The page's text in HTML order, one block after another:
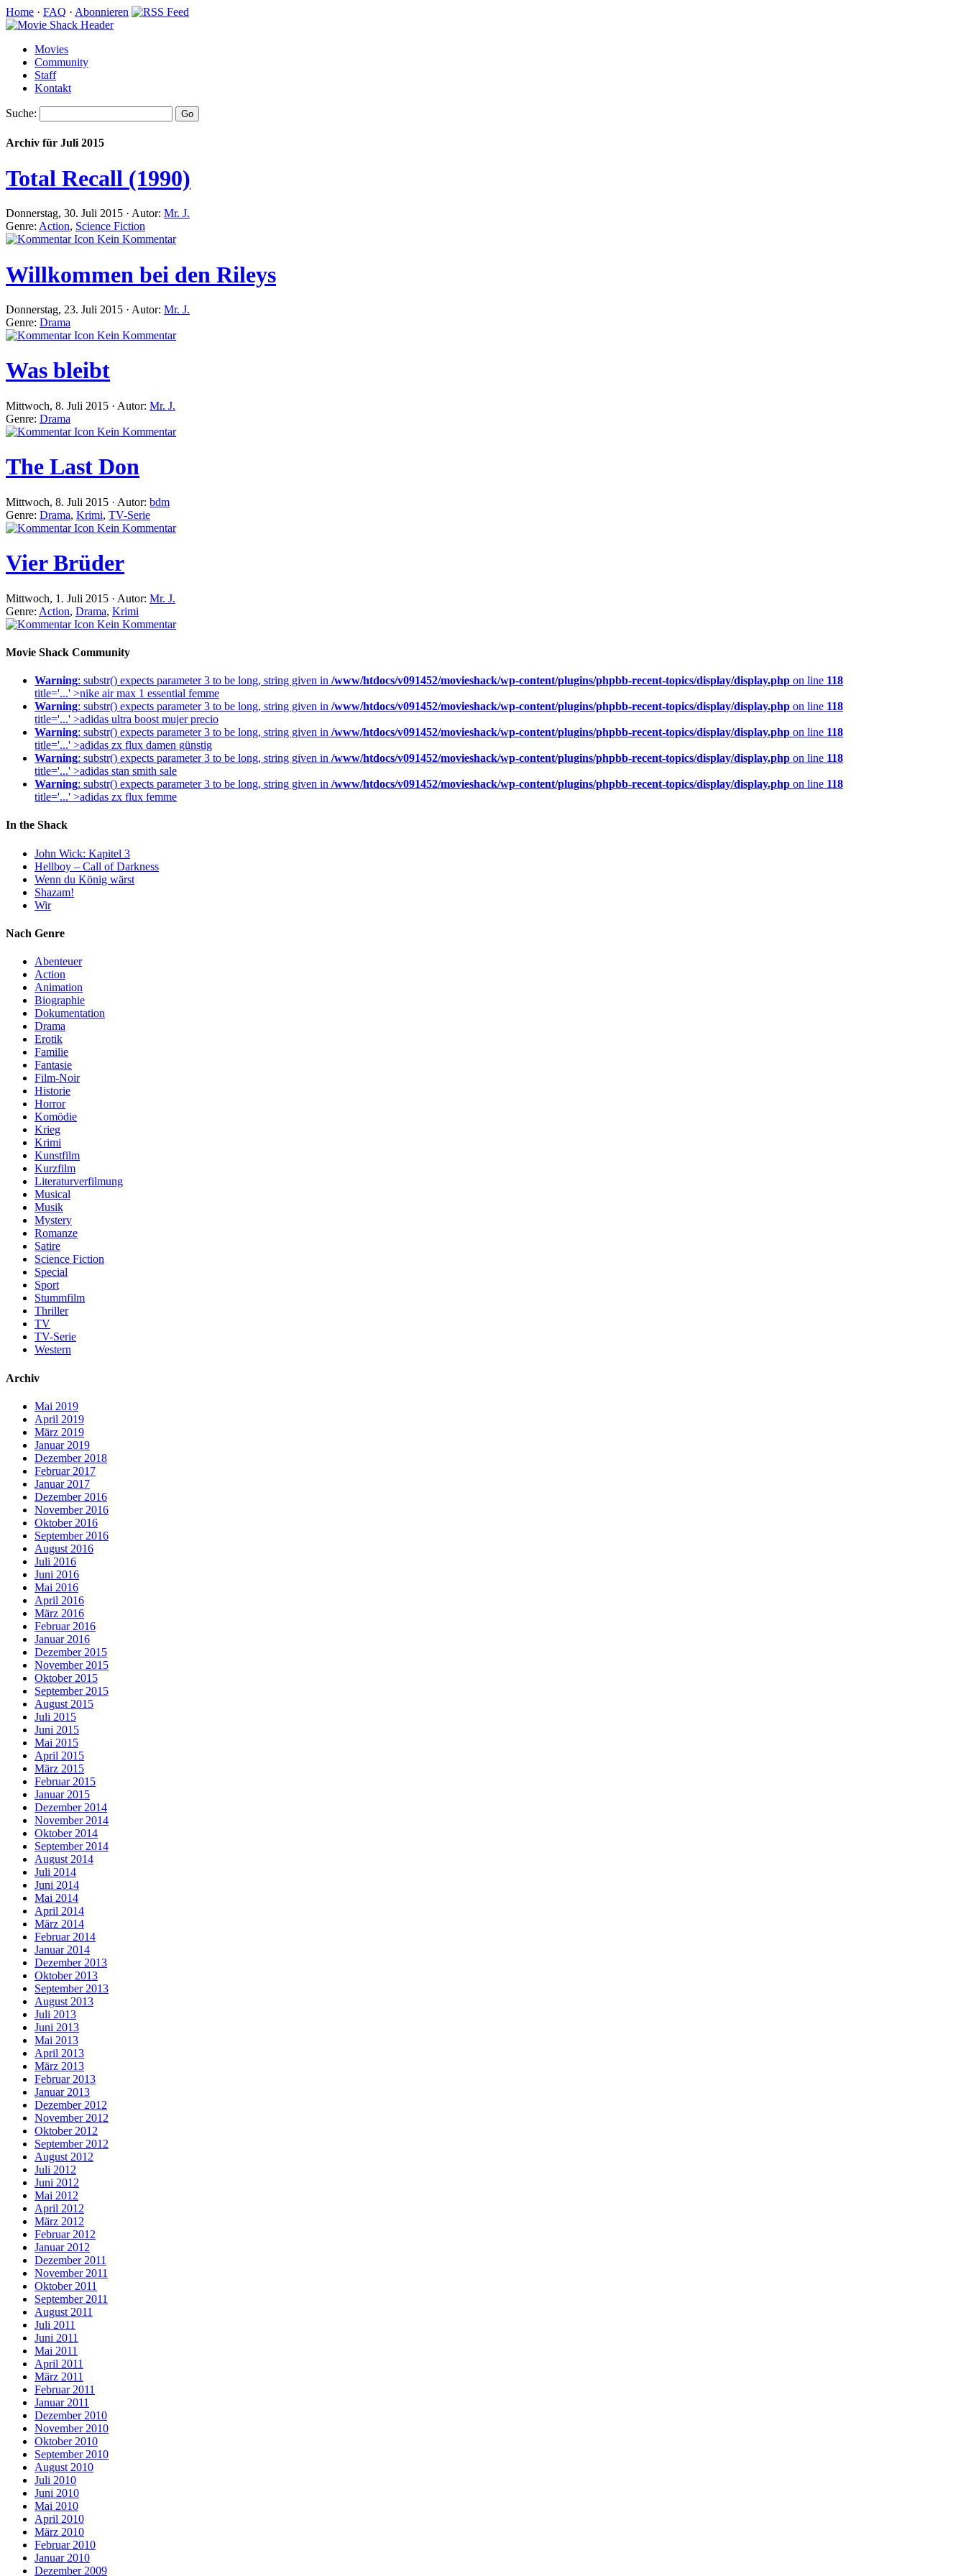
Home · FAQ · Abonnieren
Movies
Community
Staff
Kontakt
Suche:
Archiv für Juli 2015
Total Recall (1990)
Donnerstag, 30. Juli 2015 · Autor: Mr. J.
Genre: Action, Science Fiction
Kein Kommentar
Willkommen bei den Rileys
Donnerstag, 23. Juli 2015 · Autor: Mr. J.
Genre: Drama
Kein Kommentar
Was bleibt
Mittwoch, 8. Juli 2015 · Autor: Mr. J.
Genre: Drama
Kein Kommentar
The Last Don
Mittwoch, 8. Juli 2015 · Autor: bdm
Genre: Drama, Krimi, TV-Serie
Kein Kommentar
Vier Brüder
Mittwoch, 1. Juli 2015 · Autor: Mr. J.
Genre: Action, Drama, Krimi
Kein Kommentar
Movie Shack Community
Warning: substr() expects parameter 3 to be long, string given in /www/htdocs/v091452/movieshack/wp-content/plugins/phpbb-recent-topics/display/display.php on line 118
title='...' >nike air max 1 essential femme
Warning: substr() expects parameter 3 to be long, string given in /www/htdocs/v091452/movieshack/wp-content/plugins/phpbb-recent-topics/display/display.php on line 118
title='...' >adidas ultra boost mujer precio
Warning: substr() expects parameter 3 to be long, string given in /www/htdocs/v091452/movieshack/wp-content/plugins/phpbb-recent-topics/display/display.php on line 118
title='...' >adidas zx flux damen günstig
Warning: substr() expects parameter 3 to be long, string given in /www/htdocs/v091452/movieshack/wp-content/plugins/phpbb-recent-topics/display/display.php on line 118
title='...' >adidas stan smith sale
Warning: substr() expects parameter 3 to be long, string given in /www/htdocs/v091452/movieshack/wp-content/plugins/phpbb-recent-topics/display/display.php on line 118
title='...' >adidas zx flux femme
In the Shack
John Wick: Kapitel 3
Hellboy – Call of Darkness
Wenn du König wärst
Shazam!
Wir
Nach Genre
Abenteuer
Action
Animation
Biographie
Dokumentation
Drama
Erotik
Familie
Fantasie
Film-Noir
Historie
Horror
Komödie
Krieg
Krimi
Kunstfilm
Kurzfilm
Literaturverfilmung
Musical
Musik
Mystery
Romanze
Satire
Science Fiction
Special
Sport
Stummfilm
Thriller
TV
TV-Serie
Western
Archiv
Mai 2019
April 2019
März 2019
Januar 2019
Dezember 2018
Februar 2017
Januar 2017
Dezember 2016
November 2016
Oktober 2016
September 2016
August 2016
Juli 2016
Juni 2016
Mai 2016
April 2016
März 2016
Februar 2016
Januar 2016
Dezember 2015
November 2015
Oktober 2015
September 2015
August 2015
Juli 2015
Juni 2015
Mai 2015
April 2015
März 2015
Februar 2015
Januar 2015
Dezember 2014
November 2014
Oktober 2014
September 2014
August 2014
Juli 2014
Juni 2014
Mai 2014
April 2014
März 2014
Februar 2014
Januar 2014
Dezember 2013
Oktober 2013
September 2013
August 2013
Juli 2013
Juni 2013
Mai 2013
April 2013
März 2013
Februar 2013
Januar 2013
Dezember 2012
November 2012
Oktober 2012
September 2012
August 2012
Juli 2012
Juni 2012
Mai 2012
April 2012
März 2012
Februar 2012
Januar 2012
Dezember 2011
November 2011
Oktober 2011
September 2011
August 2011
Juli 2011
Juni 2011
Mai 2011
April 2011
März 2011
Februar 2011
Januar 2011
Dezember 2010
November 2010
Oktober 2010
September 2010
August 2010
Juli 2010
Juni 2010
Mai 2010
April 2010
März 2010
Februar 2010
Januar 2010
Dezember 2009